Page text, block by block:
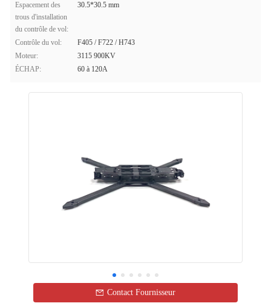
Espacement des
trous d'installation
du contrôle de vol:
30.5*30.5 mm
Contrôle du vol:
F405 / F722 / H743
Moteur:
3115 900KV
ÉCHAP:
60 à 120A
Contact Fournisseur